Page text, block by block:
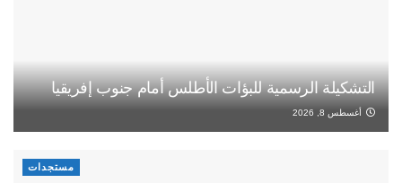
التشكيلة الرسمية للبؤات الأطلس أمام جنوب إفريقيا
أغسطس 8, 2026
مستجدات